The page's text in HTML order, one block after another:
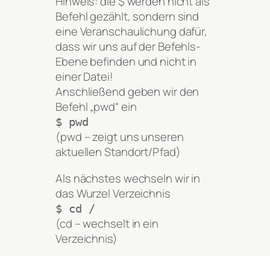
Befehl gezählt, sondern sind
eine Veranschaulichung dafür,
dass wir uns auf der Befehls-
Ebene befinden und nicht in
einer Datei!
Anschließend geben wir den
Befehl „pwd“ ein
$ pwd
(pwd – zeigt uns unseren
aktuellen Standort/Pfad)
Als nächstes wechseln wir in
das Wurzel Verzeichnis
$ cd /
(cd – wechselt in ein
Verzeichnis)